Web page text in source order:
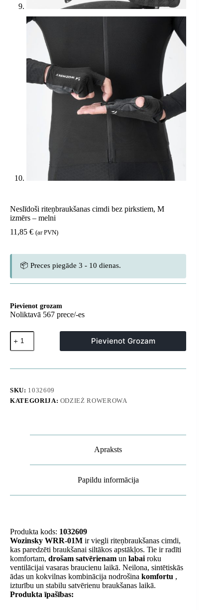
Neslīdoši riteņbraukšanas cimdi bez pirkstiem, M
izmērs – melni
11,85 € (ar PVN)
📦 Preces piegāde 3 - 10 dienas.
Pievienot grozam
Noliktavā 567 prece/-es
Neslīdoši
riteņbraukšanas
cimdi
pirkstiem,
-
melni
Pievienot Grozam
SKU: 1032609
KATEGORIJA: ODZIEŻ ROWEROWA
Apraksts
Papildu informācija
Produkta kods: 1032609
Wozinsky WRR-01M ir viegli riteņbraukšanas cimdi,
kas paredzēti braukšanai siltākos apstākļos. Tie ir radīti
komfortam, drošam satvērienam un labai roku
ventilācijai vasaras braucienu laikā. Neilona, ​​sintētiskās
ādas un kokvilnas kombinācija nodrošina komfortu ,
izturību un stabilu satvērienu braukšanas laikā.
Produkta īpašības: